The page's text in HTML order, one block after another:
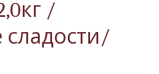
/
сладости/